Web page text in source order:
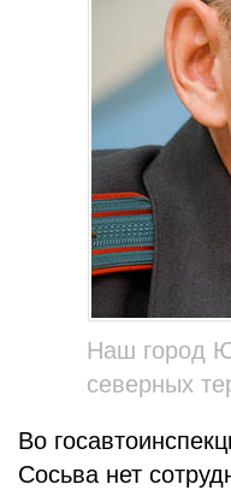
Наш город
северных
Во
Сосьва нет